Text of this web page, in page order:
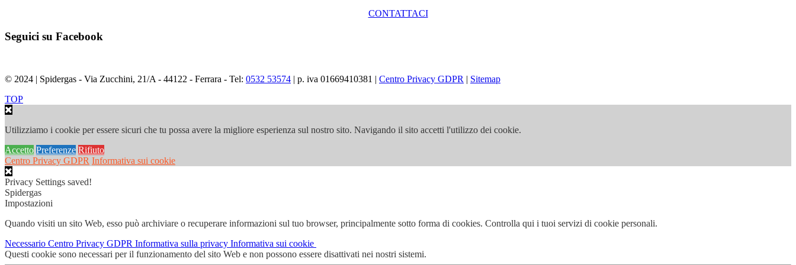
CONTATTACI
Seguici su Facebook
© 2024 | Spidergas - Via Zucchini, 21/A - 44122 - Ferrara - Tel: 0532 53574 | p. iva 01669410381 | Centro Privacy GDPR | Sitemap
TOP
Utilizziamo i cookie per essere sicuri che tu possa avere la migliore esperienza sul nostro sito. Navigando il sito accetti l'utilizzo dei cookie.
Accetto Preferenze Rifiuto
Centro Privacy GDPR Informativa sui cookie
Privacy Settings saved!
Spidergas
Impostazioni
Quando visiti un sito Web, esso può archiviare o recuperare informazioni sul tuo browser, principalmente sotto forma di cookies. Controlla qui i tuoi servizi di cookie personali.
Necessario Centro Privacy GDPR Informativa sulla privacy Informativa sui cookie
Questi cookie sono necessari per il funzionamento del sito Web e non possono essere disattivati nei nostri sistemi.